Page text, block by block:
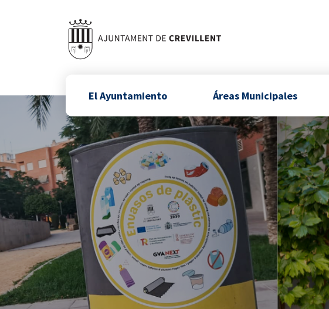
El Ayuntamiento Áreas Municipales